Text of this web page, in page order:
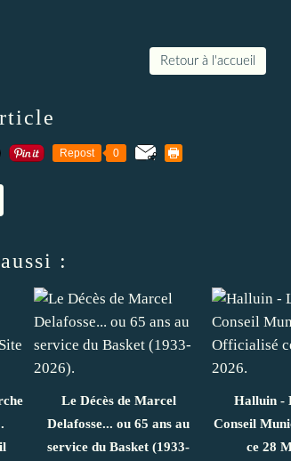
Retour à l'accueil
Repost 0
:
Le Décès de Marcel
Delafosse... ou 65 ans au
service du Basket (1933-
Halluin -
Conseil
ce 28